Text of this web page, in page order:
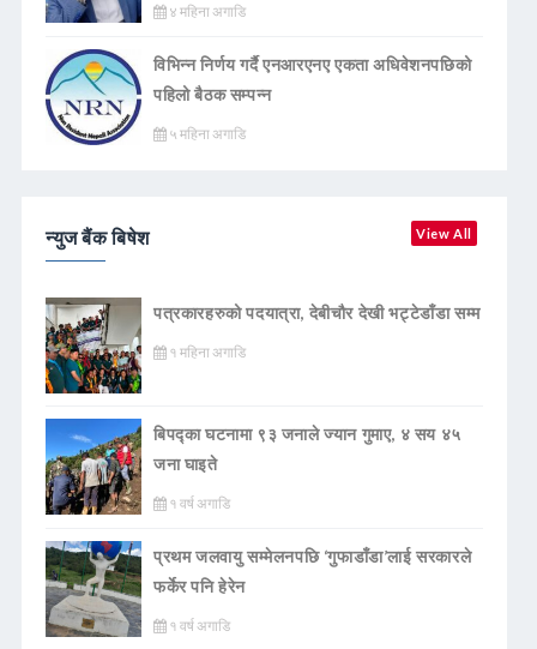
४ महिना अगाडि
विभिन्न निर्णय गर्दै एनआरएनए एकता अधिवेशनपछिको
पहिलो बैठक सम्पन्न
५ महिना अगाडि
न्युज बैंक बिषेश View All
पत्रकारहरुको पदयात्रा, देबीचौर देखी भट्टेडाँडा सम्म
१ महिना अगाडि
बिपद्का घटनामा ९३ जनाले ज्यान गुमाए, ४ सय ४५
जना घाइते
१ वर्ष अगाडि
प्रथम जलवायु सम्मेलनपछि ‘गुफाडाँडा’लाई सरकारले
फर्केर पनि हेरेन
१ वर्ष अगाडि